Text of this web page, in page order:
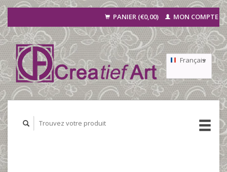
PANIER (€0,00) MON COMPTE
Français
Nederlands